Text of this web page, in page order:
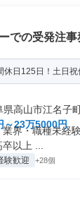
での受発注事
休日125日！土日祝
高山市江名子
～23万5000円
業界・職種未経
以上 ...
験歓迎 +28個